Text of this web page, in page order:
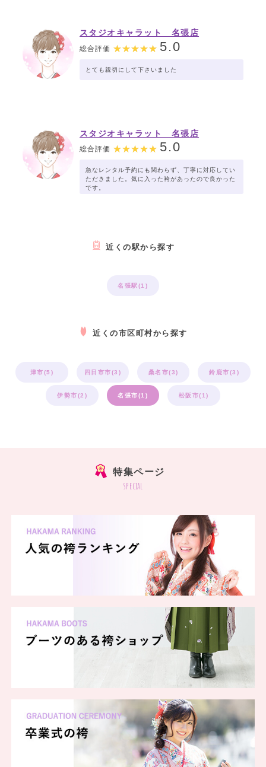
スタジオキャラット 名張店
総合評価 5.0
とても親切にして下さいました
スタジオキャラット 名張店
総合評価 5.0
急なレンタル予約にも関わらず、丁寧に対応してい
ただきました。気に入った袴があったので良かった
です。
近くの駅から探す
名張駅(1)
近くの市区町村から探す
津市(5) 四日市市(3) 桑名市(3) 鈴鹿市(3)
伊勢市(2) 名張市(1) 松阪市(1)
特集ページ
special